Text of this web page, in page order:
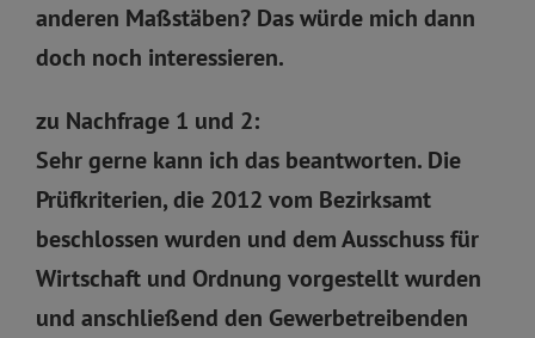
anderen Maßstäben? Das würde mich dann
doch noch interessieren.
zu Nachfrage 1 und 2:
Sehr gerne kann ich das beantworten. Die
Prüfkriterien, die 2012 vom Bezirksamt
beschlossen wurden und dem Ausschuss für
Wirtschaft und Ordnung vorgestellt wurden
und anschließend den Gewerbetreibenden